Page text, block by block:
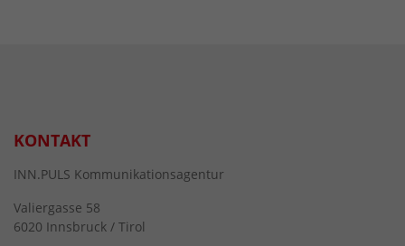
KONTAKT
INN.PULS Kommunikationsagentur
Valiergasse 58
6020 Innsbruck / Tirol